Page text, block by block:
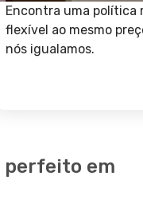
Encontra uma política
flexível ao mesmo
nós igualamos.
perfeito em